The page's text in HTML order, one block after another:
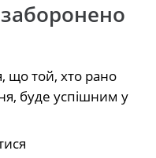
що той, хто рано
буде успішним у